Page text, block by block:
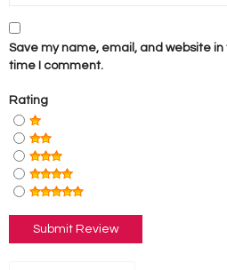
Save my name, email, and website
time I comment.
Rating